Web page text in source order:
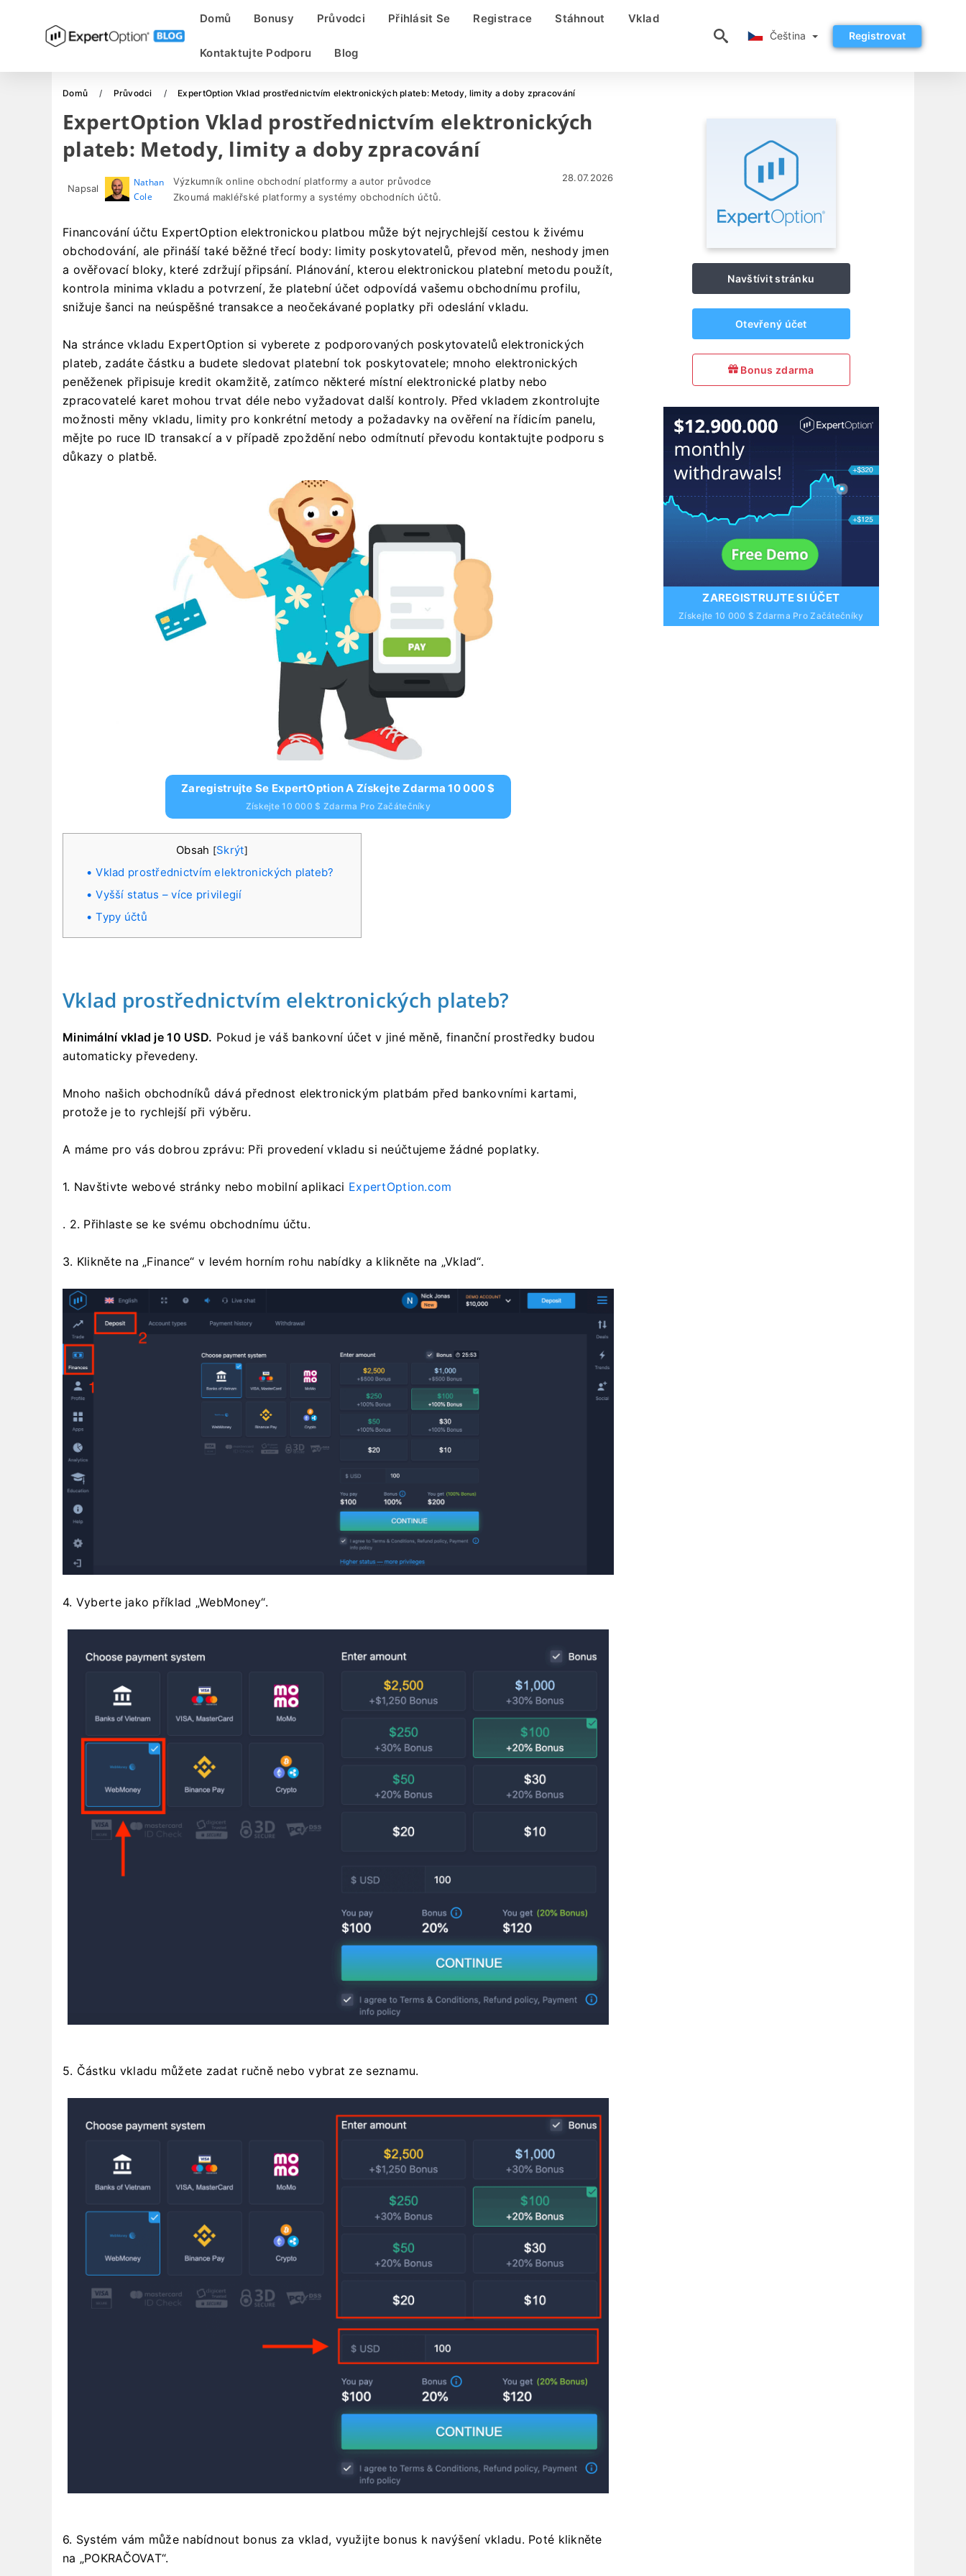
Domů Bonusy Průvodci Přihlásit Se Registrace Stáhnout Vklad
Kontaktujte Podporu Blog
Čeština Registrovat
Domů Průvodci ExpertOption Vklad prostřednictvím elektronických plateb: Metody, limity a doby zpracování
ExpertOption Vklad prostřednictvím elektronických
plateb: Metody, limity a doby zpracování
Napsal
Nathan
Cole
Výzkumník online obchodní platformy a autor průvodce
Zkoumá makléřské platformy a systémy obchodních účtů.
28.07.2026
Financování účtu ExpertOption elektronickou platbou může být nejrychlejší cestou k živému
obchodování, ale přináší také běžné třecí body: limity poskytovatelů, převod měn, neshody jmen
a ověřovací bloky, které zdržují připsání. Plánování, kterou elektronickou platební metodu použít,
kontrola minima vkladu a potvrzení, že platební účet odpovídá vašemu obchodnímu profilu,
snižuje šanci na neúspěšné transakce a neočekávané poplatky při odeslání vkladu.
Na stránce vkladu ExpertOption si vyberete z podporovaných poskytovatelů elektronických
plateb, zadáte částku a budete sledovat platební tok poskytovatele; mnoho elektronických
peněženek připisuje kredit okamžitě, zatímco některé místní elektronické platby nebo
zpracovatelé karet mohou trvat déle nebo vyžadovat další kontroly. Před vkladem zkontrolujte
možnosti měny vkladu, limity pro konkrétní metody a požadavky na ověření na řídicím panelu,
mějte po ruce ID transakcí a v případě zpoždění nebo odmítnutí převodu kontaktujte podporu s
důkazy o platbě.
Zaregistrujte Se ExpertOption A Získejte Zdarma 10 000 $
Získejte 10 000 $ Zdarma Pro Začátečníky
Obsah [Skrýt]
Vklad prostřednictvím elektronických plateb?
Vyšší status – více privilegií
Typy účtů
Vklad prostřednictvím elektronických plateb?
Minimální vklad je 10 USD. Pokud je váš bankovní účet v jiné měně, finanční prostředky budou
automaticky převedeny.
Mnoho našich obchodníků dává přednost elektronickým platbám před bankovními kartami,
protože je to rychlejší při výběru.
A máme pro vás dobrou zprávu: Při provedení vkladu si neúčtujeme žádné poplatky.
1. Navštivte webové stránky nebo mobilní aplikaci ExpertOption.com
. 2. Přihlaste se ke svému obchodnímu účtu.
3. Klikněte na „Finance“ v levém horním rohu nabídky a klikněte na „Vklad“.
4. Vyberte jako příklad „WebMoney“.
5. Částku vkladu můžete zadat ručně nebo vybrat ze seznamu.
6. Systém vám může nabídnout bonus za vklad, využijte bonus k navýšení vkladu. Poté klikněte
na „POKRAČOVAT“.
Navštívit stránku
Otevřený účet
Bonus zdarma
ZAREGISTRUJTE SI ÚČET
Získejte 10 000 $ Zdarma Pro Začátečníky